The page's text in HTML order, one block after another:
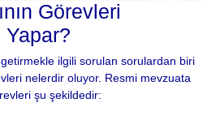
Görevleri
Yapar?
getirmekle ilgili sorulan sorulardan biri
nelerdir oluyor. Resmi mevzuata
şu şekildedir: